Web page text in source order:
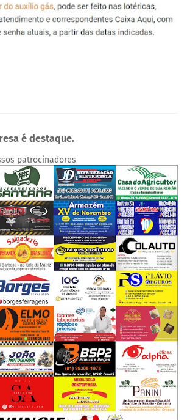
é destaque.
patrocinadores